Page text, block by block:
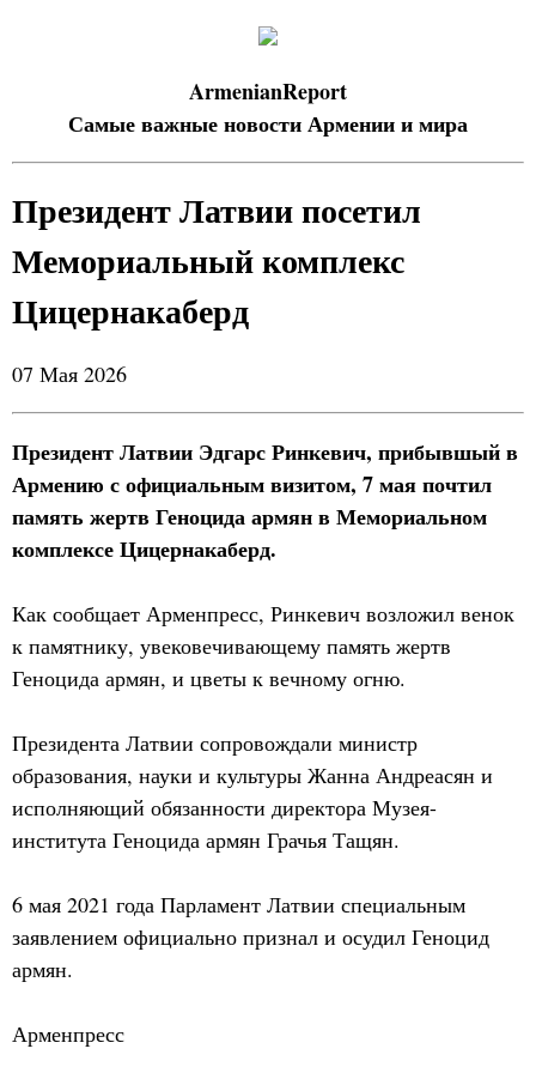
ArmenianReport
Самые важные новости Армении и мира
Президент Латвии посетил
Мемориальный комплекс
Цицернакаберд
07 Мая 2026
Президент Латвии Эдгарс Ринкевич, прибывшый в
Армению с официальным визитом, 7 мая почтил
память жертв Геноцида армян в Мемориальном
комплексе Цицернакаберд.
Как сообщает Арменпресс, Ринкевич возложил венок
к памятнику, увековечивающему память жертв
Геноцида армян, и цветы к вечному огню.
Президента Латвии сопровождали министр
образования, науки и культуры Жанна Андреасян и
исполняющий обязанности директора Музея-
института Геноцида армян Грачья Тащян.
6 мая 2021 года Парламент Латвии специальным
заявлением официально признал и осудил Геноцид
армян.
Арменпресс